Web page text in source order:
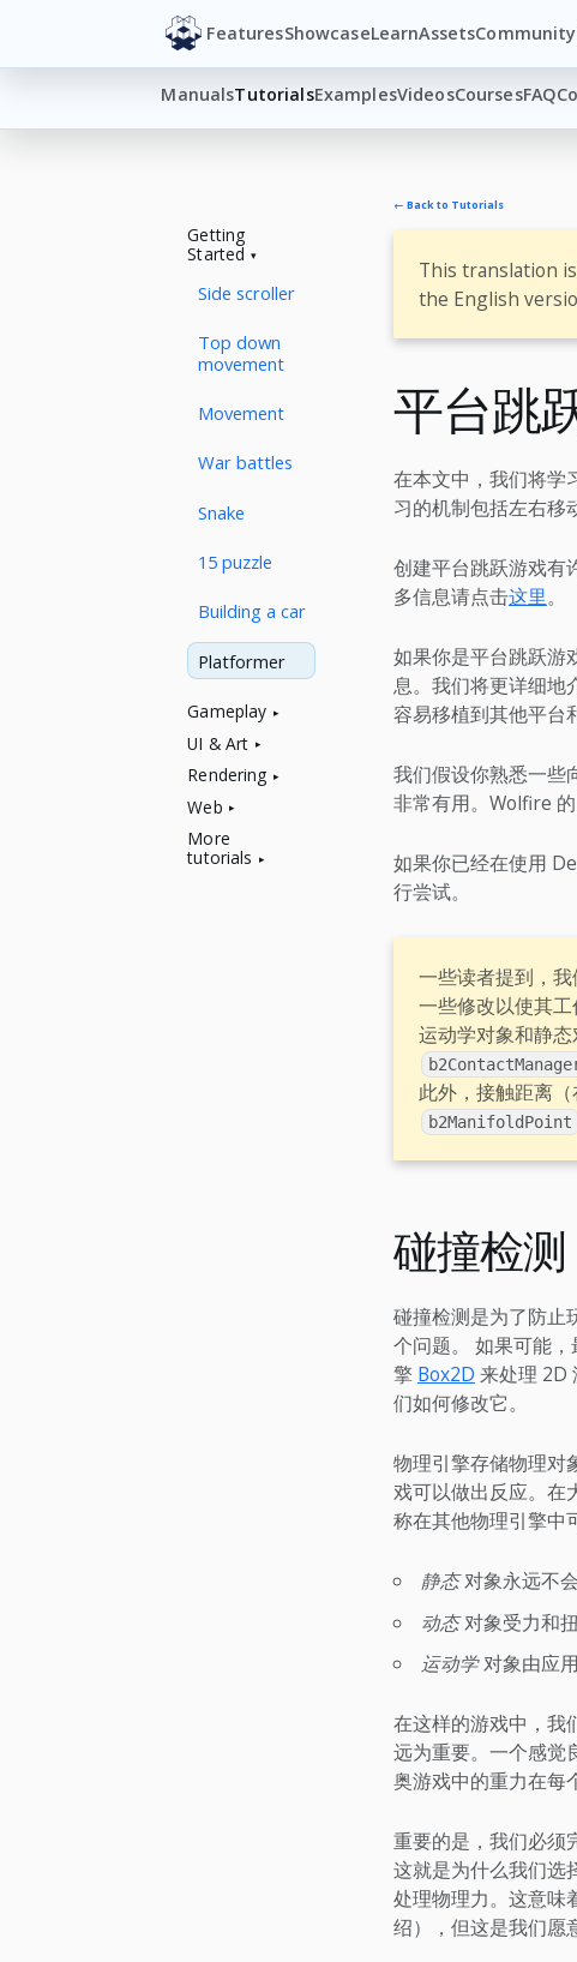
FeaturesShowcaseLearnAssetsCommunity
ManualsTutorialsExamplesVideosCoursesFAQ
Getting
Started
Side scroller
Top down
movement
Movement
War battles
Snake
15 puzzle
Building a car
Platformer
Gameplay
UI & Art
Rendering
Web
More
tutorials
← Back to Tutorials
This translation
the English
平台跳
在本文中，我们将学
习的机制包括左右移
创建平台跳跃游戏有
多信息请点击这里。
如果你是平台跳跃游
息。我们将更详细地
容易移植到其他平台
我们假设你熟悉一些
非常有用。Wolfire
如果你已经在使用
行尝试。
一些读者提到，
一些修改以使其工
运动学对象和静
此外，接触距离
b2ManifoldPoint
碰撞检测
碰撞检测是为了防止
个问题。 如果可能
擎 Box2D 来处理 2D
们如何修改它。
物理引擎存储物理对
戏可以做出反应。在
称在其他物理引擎中
静态对象永远不
动态对象受力和
运动学对象由应
在这样的游戏中，我
远为重要。一个感觉
奥游戏中的重力在每
重要的是，我们必须
这就是为什么我们选
处理物理力。这意味
绍），但这是我们愿